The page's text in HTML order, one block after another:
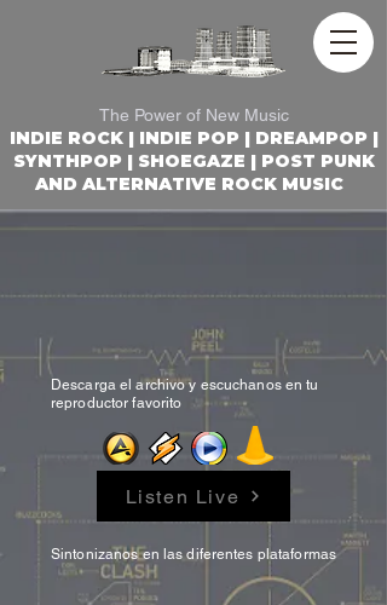
The Power of New Music
INDIE ROCK | INDIE POP | DREAMPOP |
SYNTHPOP | SHOEGAZE | POST PUNK
AND ALTERNATIVE ROCK MUSIC
Descarga el archivo y escuchanos en tu
reproductor favorito
Listen Live
Sintonizanos en las diferentes plataformas